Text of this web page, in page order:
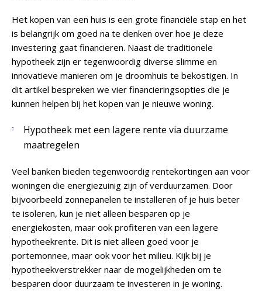
Het kopen van een huis is een grote financiële stap en het
is belangrijk om goed na te denken over hoe je deze
investering gaat financieren. Naast de traditionele
hypotheek zijn er tegenwoordig diverse slimme en
innovatieve manieren om je droomhuis te bekostigen. In
dit artikel bespreken we vier financieringsopties die je
kunnen helpen bij het kopen van je nieuwe woning.
Hypotheek met een lagere rente via duurzame
maatregelen
Veel banken bieden tegenwoordig rentekortingen aan voor
woningen die energiezuinig zijn of verduurzamen. Door
bijvoorbeeld zonnepanelen te installeren of je huis beter
te isoleren, kun je niet alleen besparen op je
energiekosten, maar ook profiteren van een lagere
hypotheekrente. Dit is niet alleen goed voor je
portemonnee, maar ook voor het milieu. Kijk bij je
hypotheekverstrekker naar de mogelijkheden om te
besparen door duurzaam te investeren in je woning.